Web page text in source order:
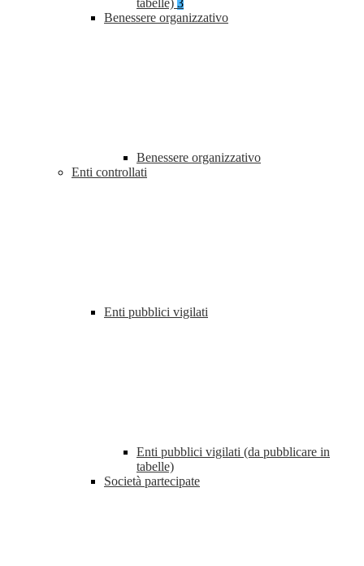
tabelle) 3
Benessere organizzativo
Benessere organizzativo
Enti controllati
Enti pubblici vigilati
Enti pubblici vigilati (da pubblicare in
tabelle)
Società partecipate